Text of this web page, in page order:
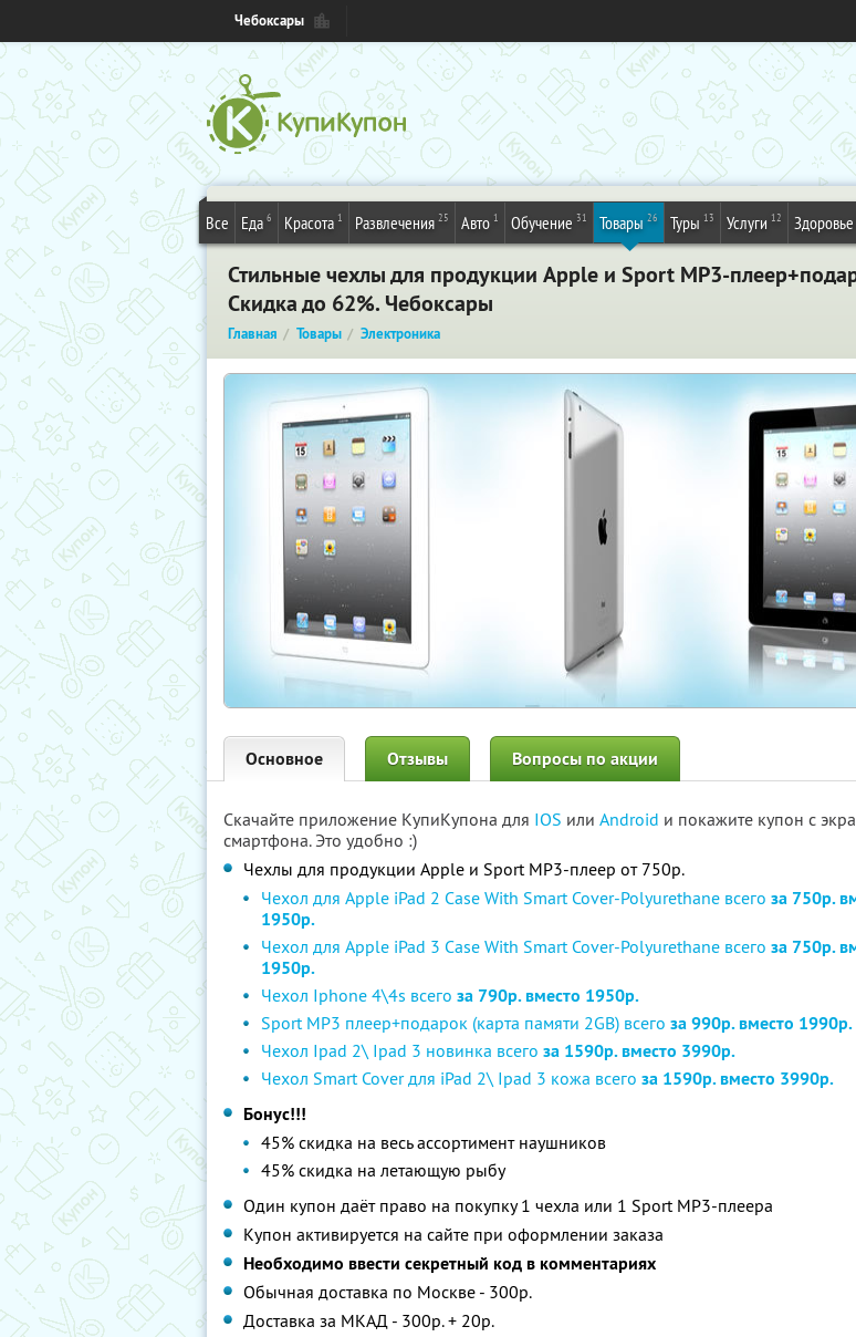
Чебоксары
Все Еда 6 Красота 1 Развлечения 25 Авто 1 Обучение 31 Товары 26 Туры 13 Услуги 12 Здоровье
Стильные чехлы для продукции Apple и Sport MP3-
Скидка до 62%. Чебоксары
Главная Товары Электроника
Основное Отзывы Вопросы по акции
Скачайте приложение КупиКупона для IOS или Android и покажите купон с
смартфона. Это удобно :)
Чехлы для продукции Apple и Sport MP3-плеер от 750р.
Чехол для Apple iPad 2 Case With Smart Cover-Polyurethane всего за 750р.
1950р.
Чехол для Apple iPad 3 Case With Smart Cover-Polyurethane всего за 750р.
1950р.
Чехол Iphone 4\4s всего за 790р. вместо 1950р.
Sport MP3 плеер+подарок (карта памяти 2GB) всего за 990р. вместо 1990р.
Чехол Ipad 2\ Ipad 3 новинка всего за 1590р. вместо 3990р.
Чехол Smart Cover для iPad 2\ Ipad 3 кожа всего за 1590р. вместо 3990р.
Бонус!!!
45% скидка на весь ассортимент наушников
45% скидка на летающую рыбу
Один купон даёт право на покупку 1 чехла или 1 Sport MP3-плеера
Купон активируется на сайте при оформлении заказа
Необходимо ввести секретный код в комментариях
Обычная доставка по Москве - 300р.
Доставка за МКАД - 300р. + 20р.